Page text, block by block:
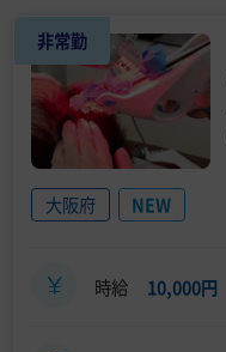
非常勤
大阪府 NEW
時給 10,000円